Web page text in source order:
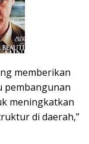
memberikan
pembangunan
meningkatkan
di daerah,”